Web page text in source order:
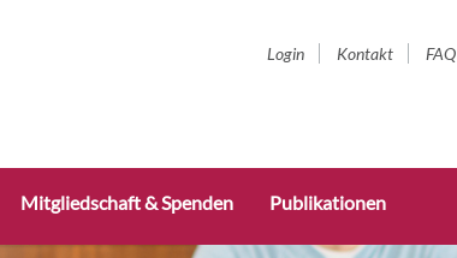
Navigation
Login Kontakt FAQ
Mitgliedschaft & Spenden Publikationen